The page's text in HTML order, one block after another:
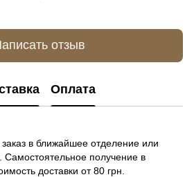
отзыв
Оплата
в ближайшее отделение или
получение в
доставки от 80 грн.